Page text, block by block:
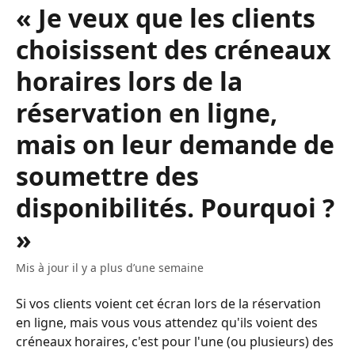
« Je veux que les clients
choisissent des créneaux
horaires lors de la
réservation en ligne,
mais on leur demande de
soumettre des
disponibilités. Pourquoi ?
»
Mis à jour il y a plus d’une semaine
Si vos clients voient cet écran lors de la réservation
en ligne, mais vous vous attendez qu'ils voient des
créneaux horaires, c'est pour l'une (ou plusieurs) des